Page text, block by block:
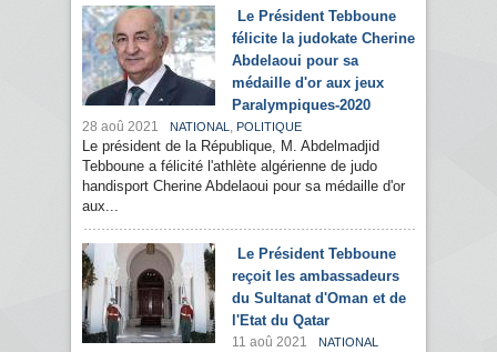
Le Président Tebboune
félicite la judokate Cherine
Abdelaoui pour sa
médaille d'or aux jeux
Paralympiques-2020
28 aoû 2021 NATIONAL , POLITIQUE
Le président de la République, M. Abdelmadjid
Tebboune a félicité l'athlète algérienne de judo
handisport Cherine Abdelaoui pour sa médaille d'or
aux...
Le Président Tebboune
reçoit les ambassadeurs
du Sultanat d'Oman et de
l'Etat du Qatar
11 aoû 2021 NATIONAL